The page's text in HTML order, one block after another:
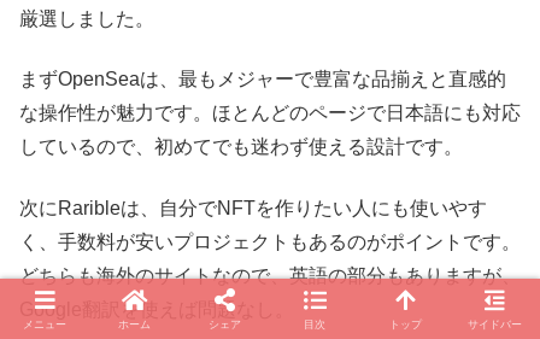
厳選しました。
まずOpenSeaは、最もメジャーで豊富な品揃えと直感的
な操作性が魅力です。ほとんどのページで日本語にも対応
しているので、初めてでも迷わず使える設計です。
次にRaribleは、自分でNFTを作りたい人にも使いやす
く、手数料が安いプロジェクトもあるのがポイントです。
どちらも海外のサイトなので、英語の部分もありますが、
Google翻訳を使えば問題なし。
メニュー ホーム シェア 目次 トップ サイドバー